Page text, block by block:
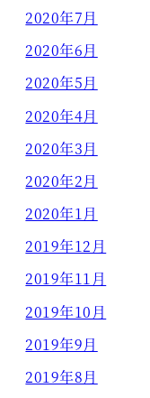
2020年7月
2020年6月
2020年5月
2020年4月
2020年3月
2020年2月
2020年1月
2019年12月
2019年11月
2019年10月
2019年9月
2019年8月